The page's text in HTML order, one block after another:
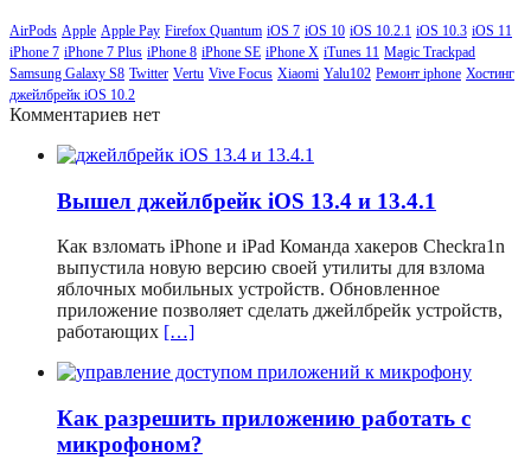
AirPods Apple Apple Pay Firefox Quantum iOS 7 iOS 10 iOS 10.2.1 iOS 10.3 iOS 11
iPhone 7 iPhone 7 Plus iPhone 8 iPhone SE iPhone X iTunes 11 Magic Trackpad
Samsung Galaxy S8 Twitter Vertu Vive Focus Xiaomi Yalu102 Ремонт iphone Хостинг
джейлбрейк iOS 10.2
Комментариев нет
Вышел джейлбрейк iOS 13.4 и 13.4.1
Как взломать iPhone и iPad Команда хакеров Checkra1n
выпустила новую версию своей утилиты для взлома
яблочных мобильных устройств. Обновленное
приложение позволяет сделать джейлбрейк устройств,
работающих […]
Как разрешить приложению работать с
микрофоном?